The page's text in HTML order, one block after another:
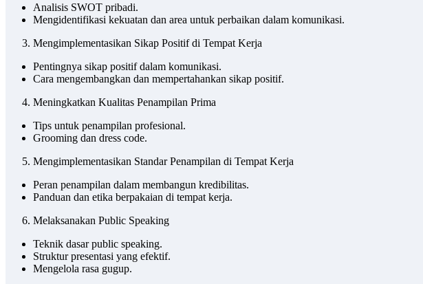
Analisis SWOT pribadi.
Mengidentifikasi kekuatan dan area untuk perbaikan dalam komunikasi.
Mengimplementasikan Sikap Positif di Tempat Kerja
Pentingnya sikap positif dalam komunikasi.
Cara mengembangkan dan mempertahankan sikap positif.
Meningkatkan Kualitas Penampilan Prima
Tips untuk penampilan profesional.
Grooming dan dress code.
Mengimplementasikan Standar Penampilan di Tempat Kerja
Peran penampilan dalam membangun kredibilitas.
Panduan dan etika berpakaian di tempat kerja.
Melaksanakan Public Speaking
Teknik dasar public speaking.
Struktur presentasi yang efektif.
Mengelola rasa gugup.